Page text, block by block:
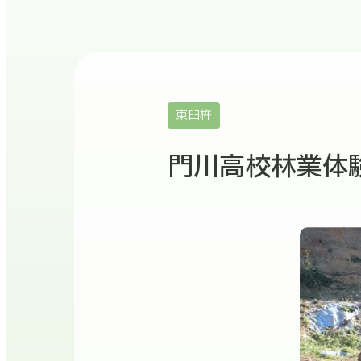
東臼杵
門川高校林業体